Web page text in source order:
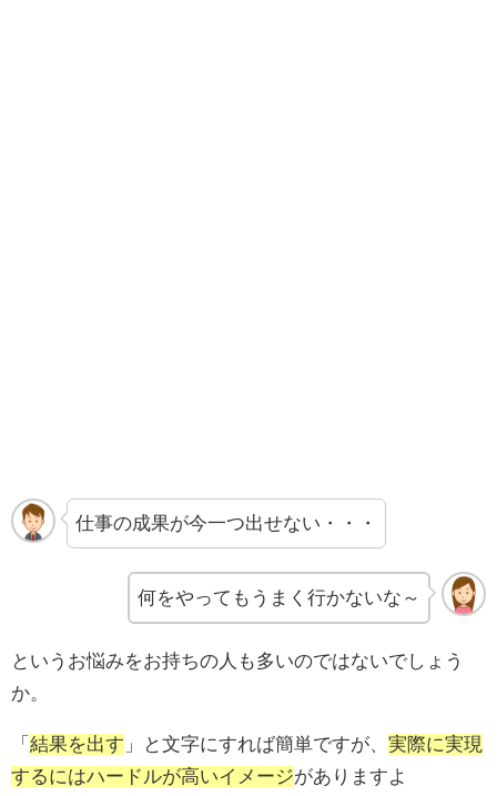
仕事の成果が今一つ出せない・・・
何をやってもうまく行かないな～
というお悩みをお持ちの人も多いのではないでしょう
か。
「 結果を出す 」と文字にすれば簡単ですが、 実際に実現
するにはハードルが高いイメージがありますよ